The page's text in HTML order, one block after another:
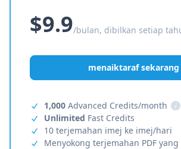
$9.9/bulan, dibilkan setiap
menaiktaraf sekarang
1,000 Advanced Credits/month
i
Unlimited Fast Credits
10 terjemahan imej ke imej/hari
Menyokong terjemahan PDF